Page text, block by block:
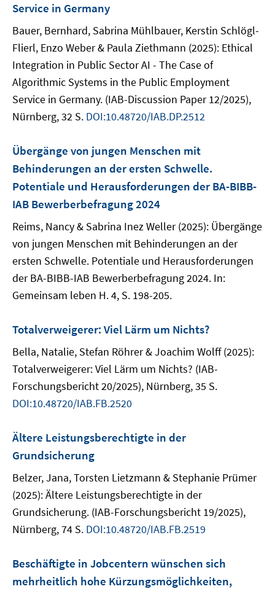
Service in Germany
Bauer, Bernhard, Sabrina Mühlbauer, Kerstin Schlögl-
Flierl, Enzo Weber & Paula Ziethmann (2025): Ethical
Integration in Public Sector AI - The Case of
Algorithmic Systems in the Public Employment
Service in Germany. (IAB-Discussion Paper 12/2025),
Nürnberg, 32 S. DOI:10.48720/IAB.DP.2512
Übergänge von jungen Menschen mit
Behinderungen an der ersten Schwelle.
Potentiale und Herausforderungen der BA-BIBB-
IAB Bewerberbefragung 2024
Reims, Nancy & Sabrina Inez Weller (2025): Übergänge
von jungen Menschen mit Behinderungen an der
ersten Schwelle. Potentiale und Herausforderungen
der BA-BIBB-IAB Bewerberbefragung 2024. In:
Gemeinsam leben H. 4, S. 198-205.
Totalverweigerer: Viel Lärm um Nichts?
Bella, Natalie, Stefan Röhrer & Joachim Wolff (2025):
Totalverweigerer: Viel Lärm um Nichts? (IAB-
Forschungsbericht 20/2025), Nürnberg, 35 S.
DOI:10.48720/IAB.FB.2520
Ältere Leistungsberechtigte in der
Grundsicherung
Belzer, Jana, Torsten Lietzmann & Stephanie Prümer
(2025): Ältere Leistungsberechtigte in der
Grundsicherung. (IAB-Forschungsbericht 19/2025),
Nürnberg, 74 S. DOI:10.48720/IAB.FB.2519
Beschäftigte in Jobcentern wünschen sich
mehrheitlich hohe Kürzungsmöglichkeiten,